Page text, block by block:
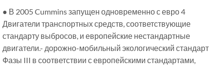
● В 2005 Cummins запущен одновременно с евро 4
Двигатели транспортных средств, соответствующие
стандарту выбросов, и европейские нестандартные
двигатели.- дорожно-мобильный экологический стандарт
Фазы III в соответствии с европейскими стандартами,